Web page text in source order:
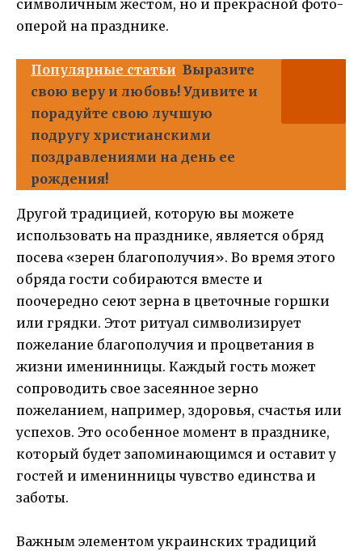
символичным жестом, но и прекрасной фото-
оперой на празднике.
Популярные статьи Выразите
свою веру и любовь! Удивите и
порадуйте свою лучшую
подругу христианскими
поздравлениями на день ее
рождения!
Другой традицией, которую вы можете
использовать на празднике, является обряд
посева «зерен благополучия». Во время этого
обряда гости собираются вместе и
поочередно сеют зерна в цветочные горшки
или грядки. Этот ритуал символизирует
пожелание благополучия и процветания в
жизни именинницы. Каждый гость может
сопроводить свое засеянное зерно
пожеланием, например, здоровья, счастья или
успехов. Это особенное момент в празднике,
который будет запоминающимся и оставит у
гостей и именинницы чувство единства и
заботы.
Важным элементом украинских традиций